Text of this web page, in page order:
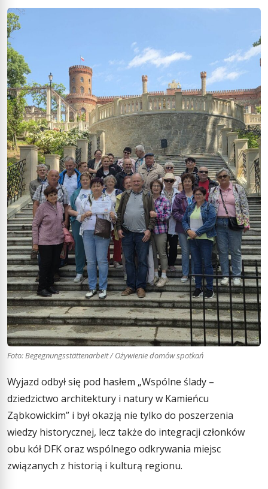
Foto: Begegnungsstättenarbeit / Ożywienie domów spotkań
Wyjazd odbył się pod hasłem „Wspólne ślady –
dziedzictwo architektury i natury w Kamieńcu
Ząbkowickim” i był okazją nie tylko do poszerzenia
wiedzy historycznej, lecz także do integracji członków
obu kół DFK oraz wspólnego odkrywania miejsc
związanych z historią i kulturą regionu.